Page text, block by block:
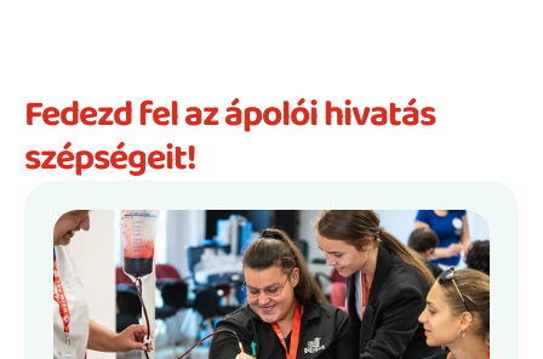
Fedezd fel az ápolói hivatás
szépségeit!